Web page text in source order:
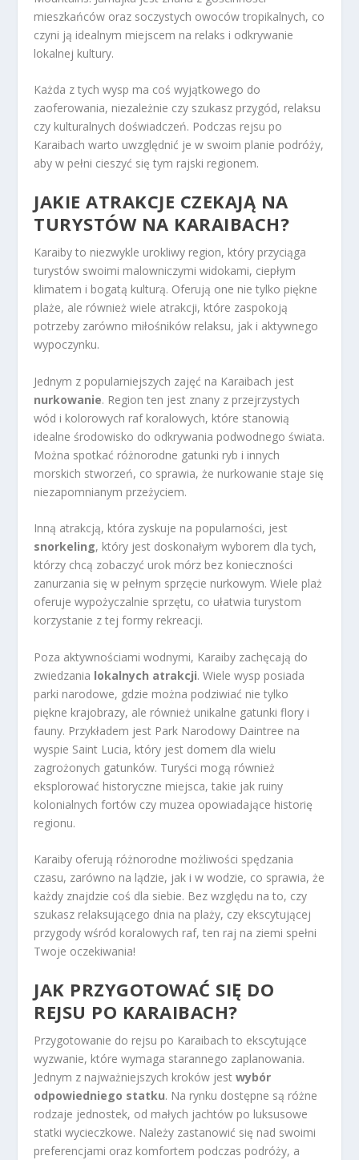
mieszkańców oraz soczystych owoców tropikalnych, co
czyni ją idealnym miejscem na relaks i odkrywanie
lokalnej kultury.
Każda z tych wysp ma coś wyjątkowego do
zaoferowania, niezależnie czy szukasz przygód, relaksu
czy kulturalnych doświadczeń. Podczas rejsu po
Karaibach warto uwzględnić je w swoim planie podróży,
aby w pełni cieszyć się tym rajski regionem.
JAKIE ATRAKCJE CZEKAJĄ NA
TURYSTÓW NA KARAIBACH?
Karaiby to niezwykle urokliwy region, który przyciąga
turystów swoimi malowniczymi widokami, ciepłym
klimatem i bogatą kulturą. Oferują one nie tylko piękne
plaże, ale również wiele atrakcji, które zaspokoją
potrzeby zarówno miłośników relaksu, jak i aktywnego
wypoczynku.
Jednym z popularniejszych zajęć na Karaibach jest
nurkowanie. Region ten jest znany z przejrzystych
wód i kolorowych raf koralowych, które stanowią
idealne środowisko do odkrywania podwodnego świata.
Można spotkać różnorodne gatunki ryb i innych
morskich stworzeń, co sprawia, że nurkowanie staje się
niezapomnianym przeżyciem.
Inną atrakcją, która zyskuje na popularności, jest
snorkeling, który jest doskonałym wyborem dla tych,
którzy chcą zobaczyć urok mórz bez konieczności
zanurzania się w pełnym sprzęcie nurkowym. Wiele plaż
oferuje wypożyczalnie sprzętu, co ułatwia turystom
korzystanie z tej formy rekreacji.
Poza aktywnościami wodnymi, Karaiby zachęcają do
zwiedzania lokalnych atrakcji. Wiele wysp posiada
parki narodowe, gdzie można podziwiać nie tylko
piękne krajobrazy, ale również unikalne gatunki flory i
fauny. Przykładem jest Park Narodowy Daintree na
wyspie Saint Lucia, który jest domem dla wielu
zagrożonych gatunków. Turyści mogą również
eksplorować historyczne miejsca, takie jak ruiny
kolonialnych fortów czy muzea opowiadające historię
regionu.
Karaiby oferują różnorodne możliwości spędzania
czasu, zarówno na lądzie, jak i w wodzie, co sprawia, że
każdy znajdzie coś dla siebie. Bez względu na to, czy
szukasz relaksującego dnia na plaży, czy ekscytującej
przygody wśród koralowych raf, ten raj na ziemi spełni
Twoje oczekiwania!
JAK PRZYGOTOWAĆ SIĘ DO
REJSU PO KARAIBACH?
Przygotowanie do rejsu po Karaibach to ekscytujące
wyzwanie, które wymaga starannego zaplanowania.
Jednym z najważniejszych kroków jestwybór
odpowiedniego statku. Na rynku dostępne są różne
rodzaje jednostek, od małych jachtów po luksusowe
statki wycieczkowe. Należy zastanowić się nad swoimi
preferencjami oraz komfortem podczas podróży, a